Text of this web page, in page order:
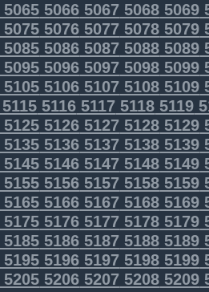
5065 5066 5067 5068 5069
5075 5076 5077 5078 5079
5085 5086 5087 5088 5089
5095 5096 5097 5098 5099
5105 5106 5107 5108 5109
5115 5116 5117 5118 5119
5125 5126 5127 5128 5129
5135 5136 5137 5138 5139
5145 5146 5147 5148 5149
5155 5156 5157 5158 5159
5165 5166 5167 5168 5169
5175 5176 5177 5178 5179
5185 5186 5187 5188 5189
5195 5196 5197 5198 5199
5205 5206 5207 5208 5209